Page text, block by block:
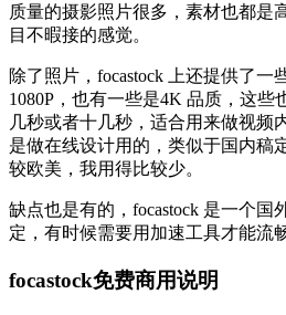
质量的摄影照片很多，素材也都是
目不暇接的感觉。
除了照片，focastock 上还提供了一
1080P，也有一些是4K 品质，这些
几秒或者十几秒，适合用来做视频
是做在线设计用的，类似于国内稿
较欧美，我用得比较少。
缺点也是有的，focastock 是一个国
定，有时候需要用加速工具才能流
focastock免费商用说明